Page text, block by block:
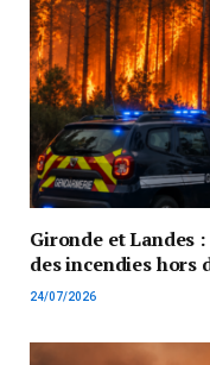
Gironde et Landes
des incendies hors
24/07/2026